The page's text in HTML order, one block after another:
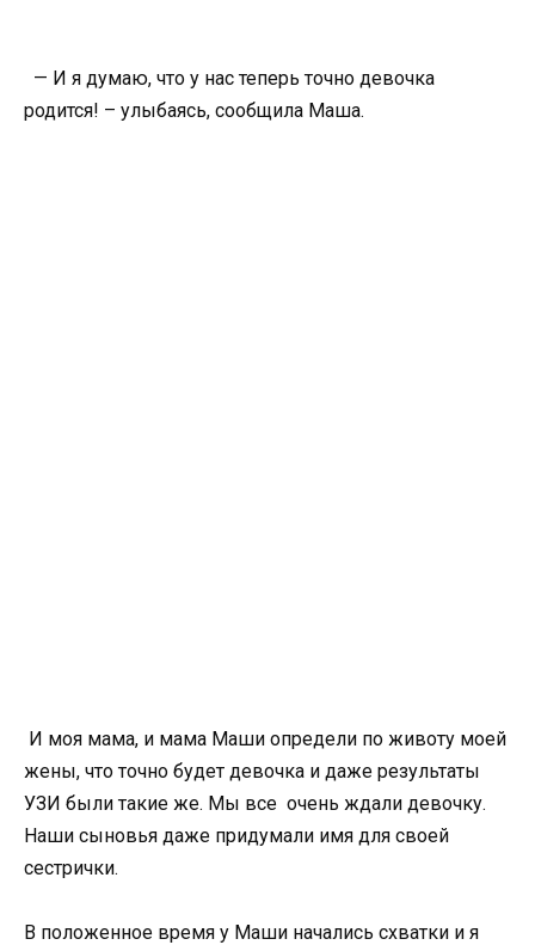
— И я думаю, что у нас теперь точно девочка
родится! – улыбаясь, сообщила Маша.
И моя мама, и мама Маши определи по животу моей
жены, что точно будет девочка и даже результаты
УЗИ были такие же. Мы все очень ждали девочку.
Наши сыновья даже придумали имя для своей
сестрички.
В положенное время у Маши начались схватки и я